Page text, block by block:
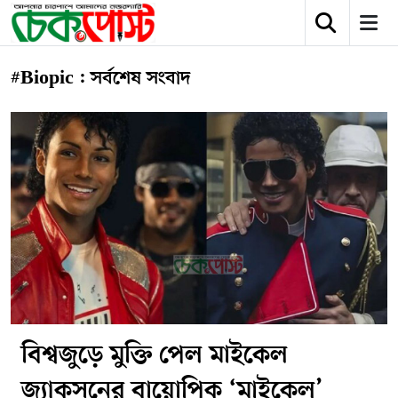
#Biopic : সর্বশেষ সংবাদ
বিশ্বজুড়ে মুক্তি পেল মাইকেল
জ্যাকসনের বায়োপিক ‘মাইকেল’